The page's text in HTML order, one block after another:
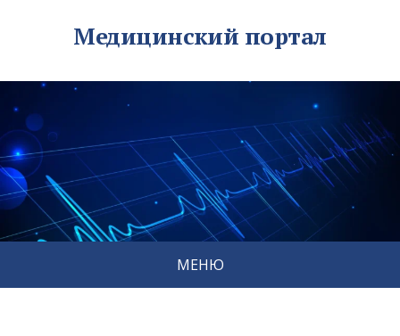
Медицинский портал
МЕНЮ